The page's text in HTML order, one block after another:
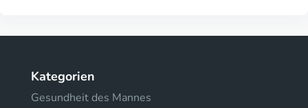
Kategorien
Gesundheit des Mannes